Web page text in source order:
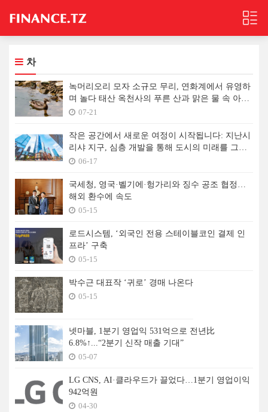
차
녹머리오리 모자 소규모 무리, 연화계에서 유영하
며 놀다 태산 옥천사의 푸른 산과 맑은 물 속 아름
다운 생태 환경 만끽
07-21
작은 공간에서 새로운 여정이 시작됩니다: 지난시
리샤 지구, 심층 개발을 통해 도시의 미래를 그려
보다06-17
국세청, 영국·벨기에·헝가리와 징수 공조 협정…
해외 환수에 속도
05-15
로드시스템, ‘외국인 전용 스테이블코인 결제 인
프라’ 구축
05-15
박수근 대표작 ‘귀로’ 경매 나온다
05-15
넷마블, 1분기 영업익 531억으로 전년比
6.8%↑...“2분기 신작 매출 기대”
05-07
LG CNS, AI·클라우드가 끌었다…1분기 영업이익
942억원
04-30